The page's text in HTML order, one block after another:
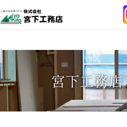
イ
ン
テ
ン
ツ
へ
移
宮下工務